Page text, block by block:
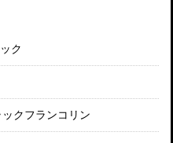
ク
クフランコリン